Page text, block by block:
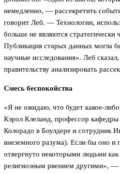
немедленно, — рассекретить
говорит Леб. — Технологии,
больше не являются стратегически
Публикация старых данных могла
научные исследования». Леб
правительству анализировать
Смесь беспокойства
«Я не ожидаю, что будет какое-
Кэрол Клеланд, профессор
Колорадо в Боулдере и сотрудник
внеземного разума). Если бы оно
отвергнуто некоторыми людьми как
религиозным рвением другими», —